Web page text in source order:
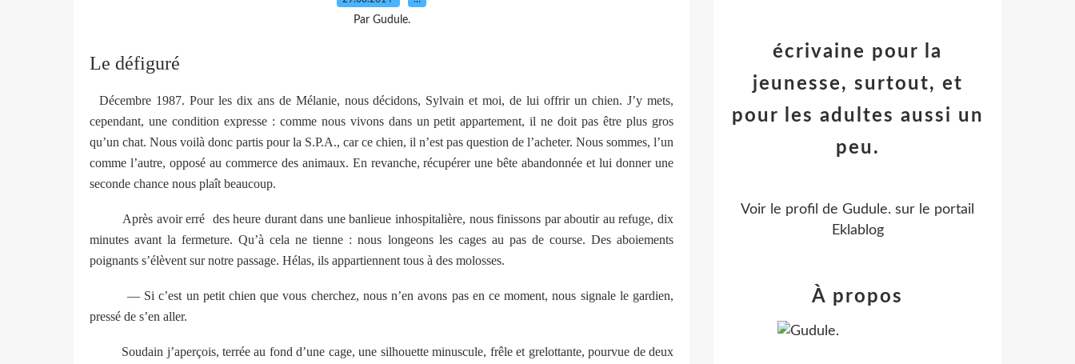
Par Gudule.
Le défiguré
Décembre 1987. Pour les dix ans de Mélanie, nous décidons, Sylvain et moi, de lui offrir un chien. J’y mets,
cependant, une condition expresse : comme nous vivons dans un petit appartement, il ne doit pas être plus gros
qu’un chat. Nous voilà donc partis pour la S.P.A., car ce chien, il n’est pas question de l’acheter. Nous sommes, l’un
comme l’autre, opposé au commerce des animaux. En revanche, récupérer une bête abandonnée et lui donner une
seconde chance nous plaît beaucoup.
Après avoir erré des heure durant dans une banlieue inhospitalière, nous finissons par aboutir au refuge, dix
minutes avant la fermeture. Qu’à cela ne tienne : nous longeons les cages au pas de course. Des aboiements
poignants s’élèvent sur notre passage. Hélas, ils appartiennent tous à des molosses.
— Si c’est un petit chien que vous cherchez, nous n’en avons pas en ce moment, nous signale le gardien,
pressé de s’en aller.
Soudain j’aperçois, terrée au fond d’une cage, une silhouette minuscule, frêle et grelottante, pourvue de deux
écrivaine pour la
jeunesse, surtout, et
pour les adultes aussi un
peu.
Voir le profil de Gudule. sur le portail
Eklablog
À propos